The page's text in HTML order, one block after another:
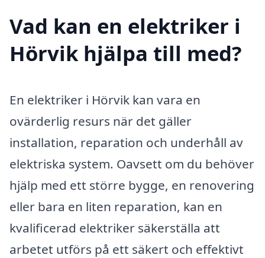
Vad kan en elektriker i
Hörvik hjälpa till med?
En elektriker i Hörvik kan vara en
ovärderlig resurs när det gäller
installation, reparation och underhåll av
elektriska system. Oavsett om du behöver
hjälp med ett större bygge, en renovering
eller bara en liten reparation, kan en
kvalificerad elektriker säkerställa att
arbetet utförs på ett säkert och effektivt